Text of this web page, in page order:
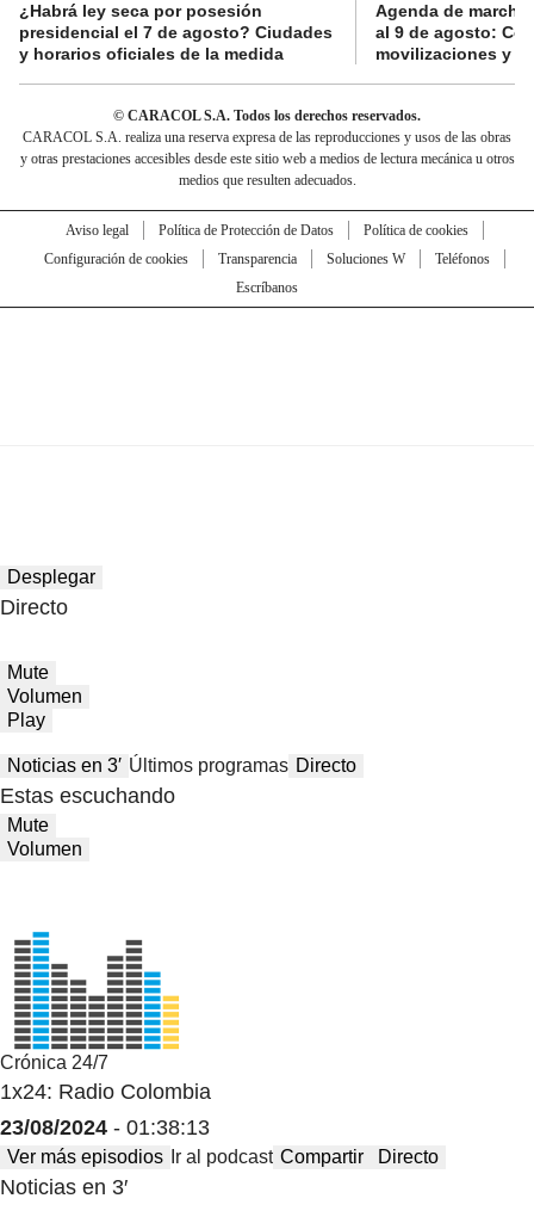
¿Habrá ley seca por posesión
presidencial el 7 de agosto? Ciudades
y horarios oficiales de la medida
Agenda de
al 9 de agosto:
movilizaciones y
© CARACOL S.A. Todos los derechos reservados.
CARACOL S.A. realiza una reserva expresa de las reproducciones y usos de las obras
y otras prestaciones accesibles desde este sitio web a medios de lectura mecánica u otros
medios que resulten adecuados.
Aviso legal Política de Protección de Datos
Política de cookies
Configuración de cookies
Transparencia Soluciones W
Teléfonos
Escríbanos
Desplegar
Directo
Mute
Volumen
Play
Noticias en 3′ Últimos programas Directo
Estas escuchando
Mute
Volumen
Crónica 24/7
1x24: Radio Colombia
23/08/2024 - 01:38:13
Ver más episodios Ir al podcast Compartir Directo
Noticias en 3′